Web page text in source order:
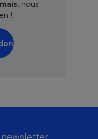
, nous
!